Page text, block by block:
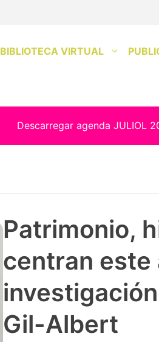
BIBLIOTECA VIRTUAL
Descarregar agenda JULIOL
Patrimonio,
centran este
Gil-Albert